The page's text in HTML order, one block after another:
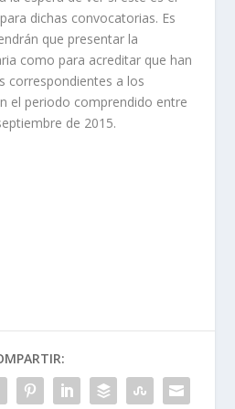
dichas convocatorias. Es
que presentar la
como para acreditar que han
correspondientes a los
el periodo comprendido entre
de 2015.